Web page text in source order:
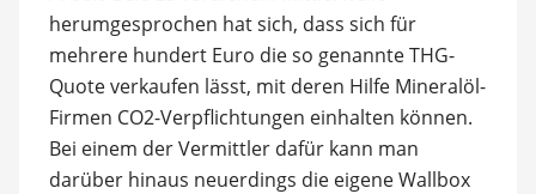
herumgesprochen hat sich, dass sich für
mehrere hundert Euro die so genannte THG-
Quote verkaufen lässt, mit deren Hilfe Mineralöl-
Firmen CO2-Verpflichtungen einhalten können.
Bei einem der Vermittler dafür kann man
darüber hinaus neuerdings die eigene Wallbox